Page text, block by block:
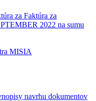
za Faktúra za
2022 na sumu
MISIA
navrhu dokumentov